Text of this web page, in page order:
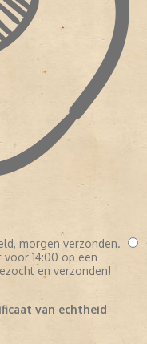
morgen verzonden.
14:00 op een
en verzonden!
van echtheid